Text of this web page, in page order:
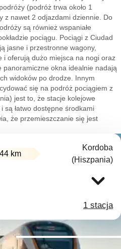
(podróż trwa około 1
z nawet 2 odjazdami dziennie. Do
są również wspaniałe
pociągu. Pociągi z Ciudad
jasne i przestronne wagony,
i oferują dużo miejsca na nogi oraz
okna idealnie nadają
widoków po drodze. Innym
się na podróż pociągiem z
jest to, że stacje kolejowe
są łatwo dostępne środkami
że przemieszczanie się jest
km
Kordoba
(Hiszpania)
1 stacja